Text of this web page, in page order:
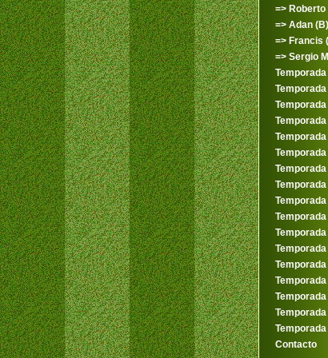
=> Roberto
=> Adan (B)
=> Francis
=> Sergio
Temporada
Temporada
Contacto